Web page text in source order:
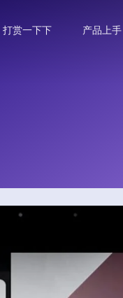
打赏一下下 产品上手